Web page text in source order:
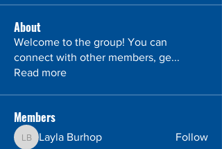
About
Welcome to the group! You can
connect with other members, ge...
Read more
Members
Layla Burhop
Layla Burhop Follow